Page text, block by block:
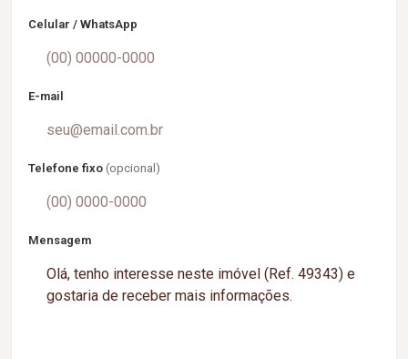
Celular / WhatsApp
E-mail
Telefone fixo (opcional)
Mensagem